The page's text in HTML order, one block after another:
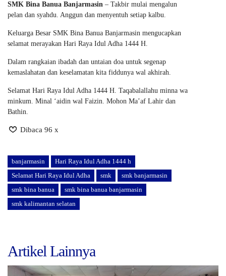
SMK Bina Banua Banjarmasin – Takbir mulai mengalun
pelan dan syahdu. Anggun dan menyentuh setiap kalbu.
Keluarga Besar SMK Bina Banua Banjarmasin mengucapkan
selamat merayakan Hari Raya Idul Adha 1444 H.
Dalam rangkaian ibadah dan untaian doa untuk segenap
kemaslahatan dan keselamatan kita fiddunya wal akhirah.
Selamat Hari Raya Idul Adha 1444 H. Taqabalallahu minna wa
minkum. Minal ‘aidin wal Faizin. Mohon Ma’af Lahir dan
Bathin.
Dibaca 96 x
banjarmasin
Hari Raya Idul Adha 1444 h
Selamat Hari Raya Idul Adha
smk
smk banjarmasin
smk bina banua
smk bina banua banjarmasin
smk kalimantan selatan
Artikel Lainnya